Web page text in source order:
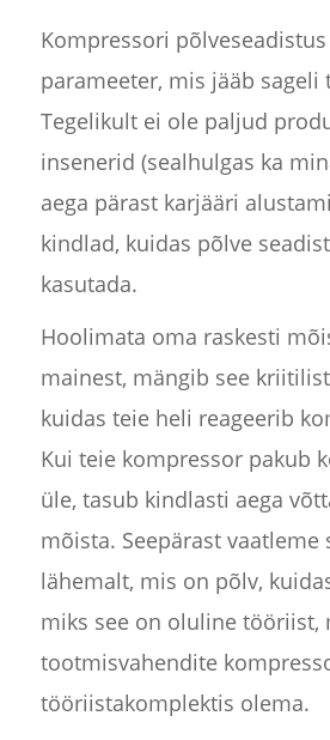
Kompressori
parameeter, mis jääb sageli
Tegelikult ei ole paljud
insenerid (sealhulgas ka
aega pärast karjääri
kindlad, kuidas põlve
kasutada.
Hoolimata oma raskesti
mainest, mängib see
kuidas teie heli reageerib
Kui teie kompressor pakub
üle, tasub kindlasti aega
mõista. Seepärast vaatleme
lähemalt, mis on põlv,
miks see on oluline tööriist,
tootmisvahendite
tööriistakomplektis olema.